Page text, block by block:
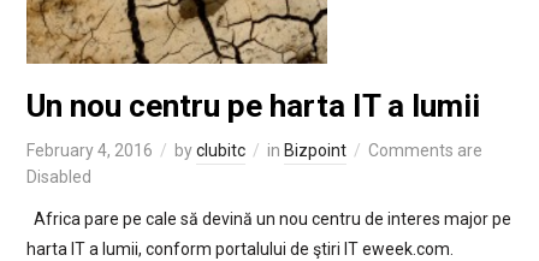
Un nou centru pe harta IT a lumii
February 4, 2016 byclubitc in Bizpoint
Comments are
Disabled
Africa pare pe cale să devină un nou centru de interes major pe
harta IT a lumii, conform portalului de ştiri IT eweek.com.